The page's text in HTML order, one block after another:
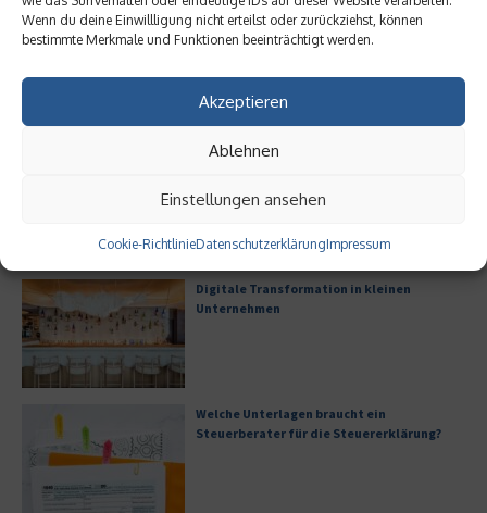
Wenn du deine Einwillligung nicht erteilst oder zurückziehst, können
bestimmte Merkmale und Funktionen beeinträchtigt werden.
Akzeptieren
Ablehnen
Einstellungen ansehen
Cookie-RichtlinieDatenschutzerklärungImpressum
Hilton Worldwide: Eine Ikone der globalen
Digitale Transformation in kleinen
Unternehmen
Welche Unterlagen braucht ein
Steuerberater für die Steuererklärung?